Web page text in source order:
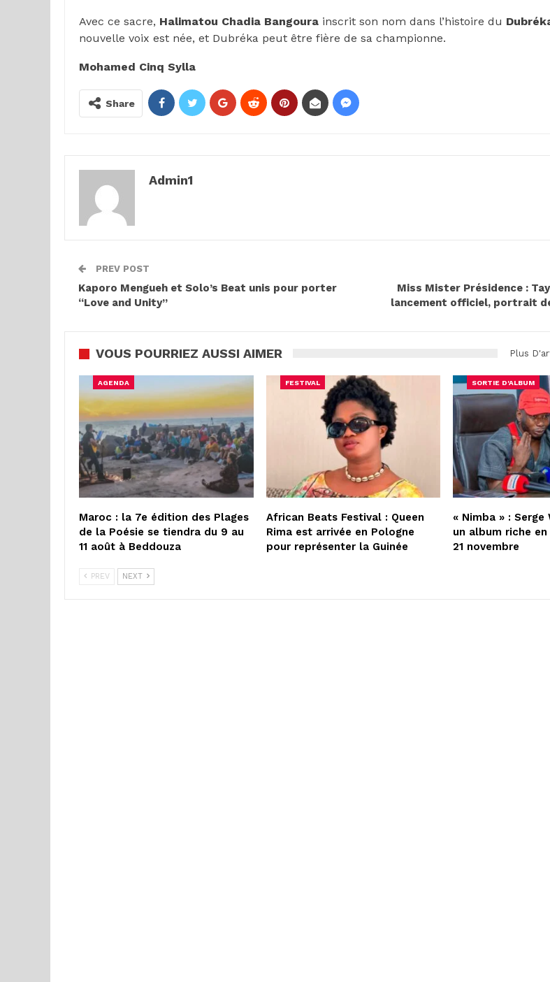
Avec ce sacre, Halimatou Chadia Bangoura inscrit son nom dans l’histoire du
nouvelle voix est née, et Dubréka peut être fière de sa championne.
Mohamed Cinq Sylla
Share
Admin1
PREV POST
Kaporo Mengueh et Solo’s Beat unis pour porter
“Love and Unity”
Miss Mister Présidence :
lancement officiel, portrait
VOUS POURRIEZ AUSSI AIMER Plus
AGENDA
Maroc : la 7e édition des Plages
de la Poésie se tiendra du 9 au
11 août à Beddouza
FESTIVAL
African Beats Festival : Queen
Rima est arrivée en Pologne
pour représenter la Guinée
SORTIE D'ALBUM
« Nimba » :
un album riche
21 novembre
PREV NEXT